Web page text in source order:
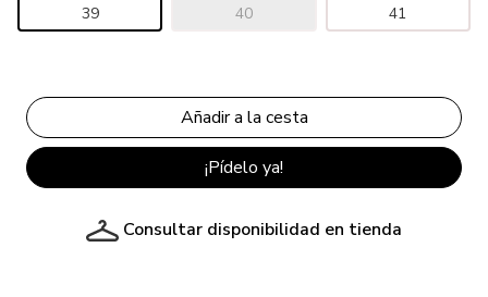
39 40 41
¡Pídelo ya!
Consultar disponibilidad en tienda